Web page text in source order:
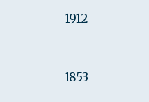
1912
1853